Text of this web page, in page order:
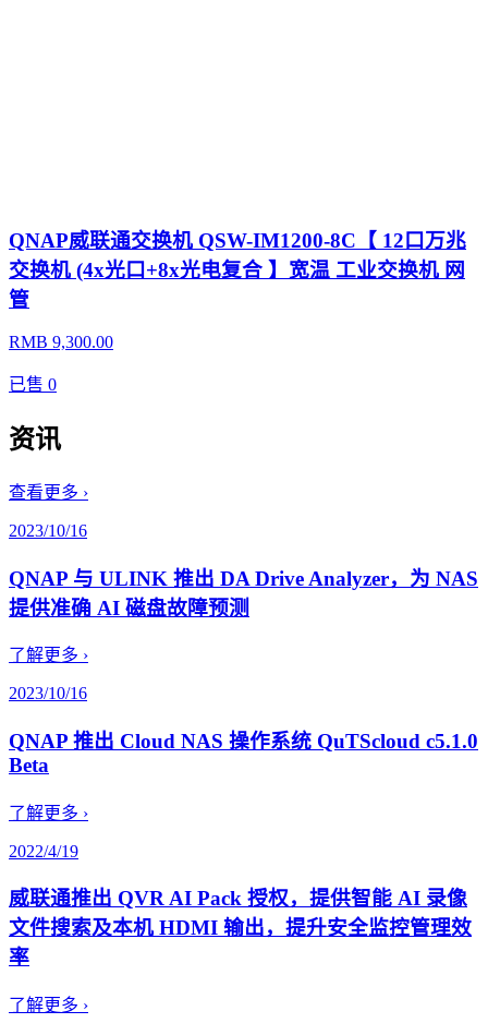
QNAP威联通交换机 QSW-IM1200-8C【 12口万兆
交换机 (4x光口+8x光电复合 】宽温 工业交换机 网
管
RMB 9,300.00
已售 0
资讯
查看更多 ›
2023/10/16
QNAP 与 ULINK 推出 DA Drive Analyzer，为 NAS
提供准确 AI 磁盘故障预测
了解更多 ›
2023/10/16
QNAP 推出 Cloud NAS 操作系统 QuTScloud c5.1.0
Beta
了解更多 ›
2022/4/19
威联通推出 QVR AI Pack 授权，提供智能 AI 录像
文件搜索及本机 HDMI 输出，提升安全监控管理效
率
了解更多 ›